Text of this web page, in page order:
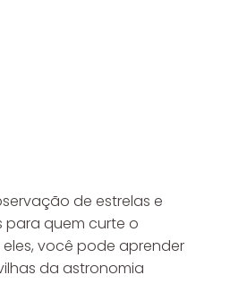
de estrelas e
quem curte o
eles, você pode aprender
da astronomia